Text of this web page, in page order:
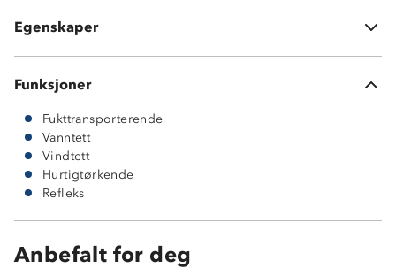
Egenskaper
Ytterstoff: 100% polyester
Funksjoner
Fukttransporterende
Vanntett
Vindtett
Hurtigtørkende
Refleks
Anbefalt for deg